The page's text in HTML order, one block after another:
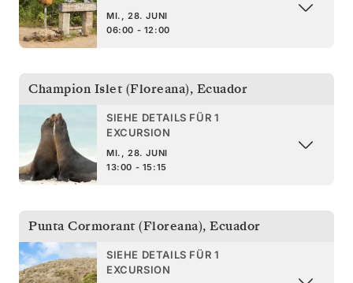
MI., 28. JUNI
06:00 - 12:00
Champion Islet (Floreana), Ecuador
SIEHE DETAILS FÜR 1
EXCURSION
MI., 28. JUNI
13:00 - 15:15
Punta Cormorant (Floreana), Ecuador
SIEHE DETAILS FÜR 1
EXCURSION